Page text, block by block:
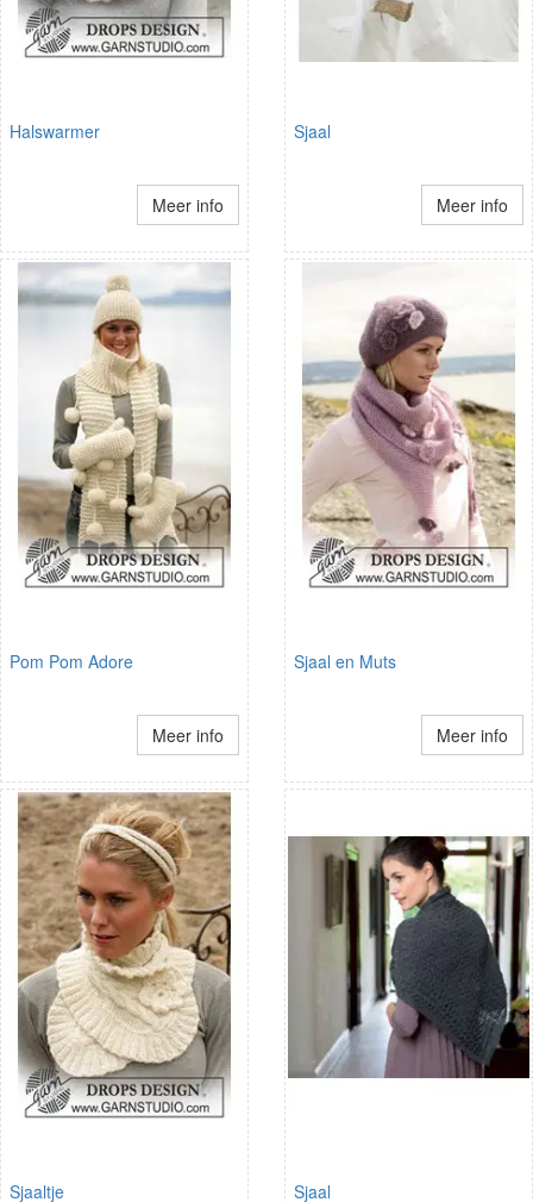
Halswarmer
Meer info
Sjaal
Meer info
Pom Pom Adore
Meer info
Sjaal en Muts
Meer info
Sjaaltje Sjaal